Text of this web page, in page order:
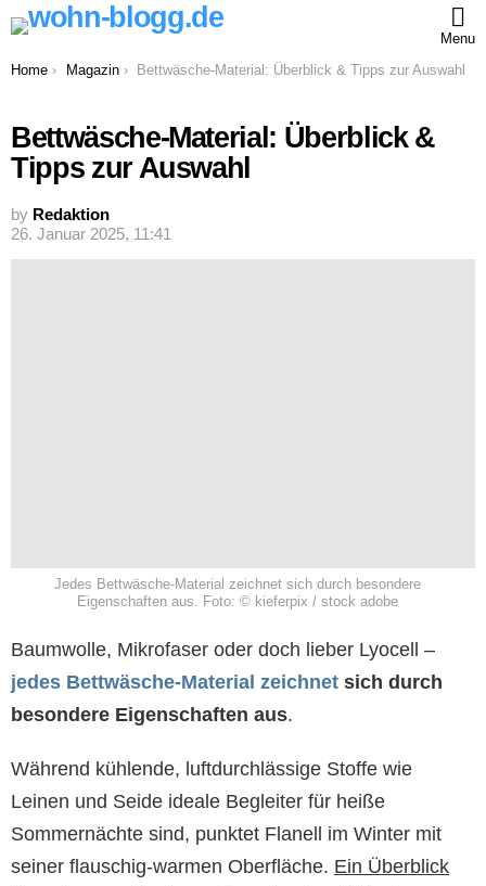
Menu
You are here:
Home Magazin Bettwäsche-Material: Überblick & Tipps zur Auswahl
Bettwäsche-Material: Überblick &
Tipps zur Auswahl
by Redaktion
26. Januar 2025, 11:41
Jedes Bettwäsche-Material zeichnet sich durch besondere
Eigenschaften aus. Foto: © kieferpix / stock adobe
Baumwolle, Mikrofaser oder doch lieber Lyocell –
jedes Bettwäsche-Material zeichnet sich durch
besondere Eigenschaften aus.
Während kühlende, luftdurchlässige Stoffe wie
Leinen und Seide ideale Begleiter für heiße
Sommernächte sind, punktet Flanell im Winter mit
seiner flauschig-warmen Oberfläche. Ein Überblick